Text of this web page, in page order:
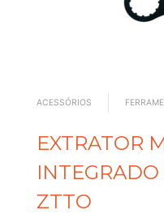
ACESSÓRIOS
EXTRATOR
ZTTO